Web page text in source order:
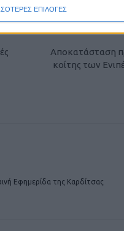
ΕΠΙΛΟΓΕΣ
Αποκατάσταση
κοίτης των
Εφημερίδα της Καρδίτσας